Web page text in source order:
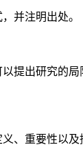
并注明出处。
提出研究的局
、重要性以